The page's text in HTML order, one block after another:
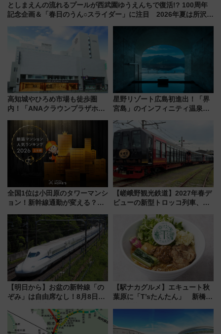
としまえんの流れるプールが西武園ゆうえんちで復活!? 100周年
記念企画＆「春日のうん○スライダー」に注目 2026年夏は所沢へ
高知城やひろめ市場も徒歩圏
内！「ANAクラウンプラザホテ
星野リゾート広島初進出！「界
宮島」のインフィニティ温泉と
宿泊料金・アクセスは？（2026
年7月23日開業）
全国1位は小田原のタワーマンシ
ョン！新幹線通勤が変える？
【新築マンション人気ランキン
グ】
【嵯峨野観光鉄道】2027年春デ
ビューの新型トロッコ列車、い
は2026年で引退
【明日から】お盆の新幹線「の
ぞみ」は自由席なし！8月8日午
せば空きが見つかることも 混
雑避ける「空席」探しのコツ
【駅ナカグルメ】エキュート秋
葉原に「T’sたんたん」 新橋に
饅」、オムライス専門店「肉と
たまご」新グルメ続々登場！